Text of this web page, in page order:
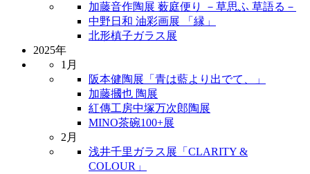
加藤音作陶展 薮庭便り －草思ふ 草語る－
中野日和 油彩画展 「縁」
北形槙子ガラス展
2025年
1月
阪本健陶展「青は藍より出でて、」
加藤摑也 陶展
紅傳工房中塚万次郎陶展
MINO茶碗100+展
2月
浅井千里ガラス展「CLARITY &
COLOUR」